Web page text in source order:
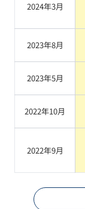
2024年3月
2023年8月
2023年5月
2022年10月
2022年9月